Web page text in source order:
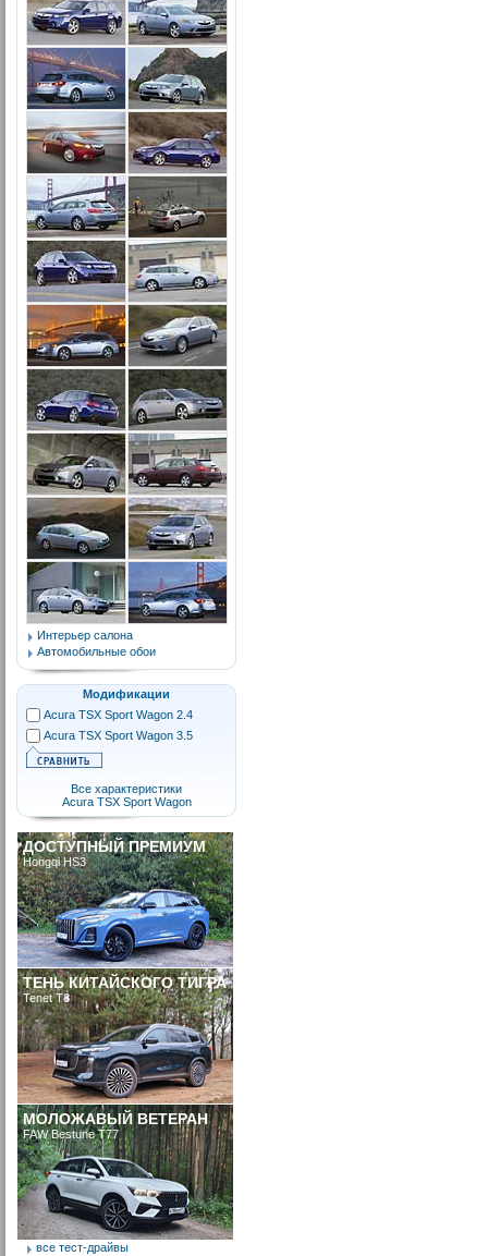
Интерьер салона
Автомобильные обои
Модификации
Acura TSX Sport Wagon 2.4
Acura TSX Sport Wagon 3.5
Все характеристики
Acura TSX Sport Wagon
ДОСТУПНЫЙ ПРЕМИУМ
Hongqi HS3
ТЕНЬ КИТАЙСКОГО ТИГРА
Tenet T8
МОЛОЖАВЫЙ ВЕТЕРАН
FAW Bestune T77
все тест-драйвы